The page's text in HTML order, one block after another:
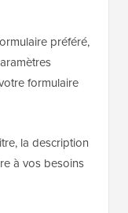
préféré,
formulaire
la description
à vos besoins